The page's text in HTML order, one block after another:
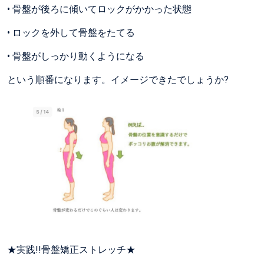
• 骨盤が後ろに傾いてロックがかかった状態
• ロックを外して骨盤をたてる
• 骨盤がしっかり動くようになる
という順番になります。イメージできたでしょうか?
★実践!!骨盤矯正ストレッチ★